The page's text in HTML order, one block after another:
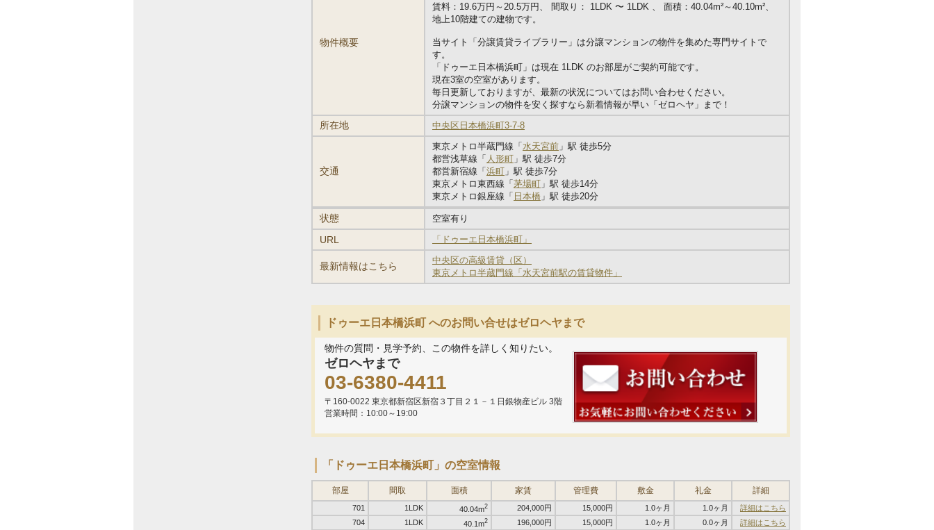
物件概要
賃料：19.6万円～20.5万円、 間取り： 1LDK 〜 1LDK 、 面積：40.04m²～40.10m²、
地上10階建ての建物です。
当サイト「分譲賃貸ライブラリー」は分譲マンションの物件を集めた専門サイトで
す。
「ドゥーエ日本橋浜町」は現在 1LDK のお部屋がご契約可能です。
現在3室の空室があります。
毎日更新しておりますが、最新の状況についてはお問い合わせください。
分譲マンションの物件を安く探すなら新着情報が早い「ゼロヘヤ」まで！
所在地 中央区日本橋浜町3-7-8
交通
東京メトロ半蔵門線「 水天宮前 」駅 徒歩5分
都営浅草線「 人形町 」駅 徒歩7分
都営新宿線「 浜町 」駅 徒歩7分
東京メトロ東西線「 茅場町 」駅 徒歩14分
東京メトロ銀座線「 日本橋 」駅 徒歩20分
状態 空室有り
URL 「ドゥーエ日本橋浜町」
最新情報はこちら
中央区の高級賃貸（区）
東京メトロ半蔵門線「水天宮前駅の賃貸物件」
ドゥーエ日本橋浜町 へのお問い合せはゼロヘヤまで
物件の質問・見学予約、この物件を詳しく知りたい。
ゼロヘヤまで
03-6380-4411
〒160-0022 東京都新宿区新宿３丁目２１－１日銀物産ビル 3階
営業時間：10:00～19:00
「ドゥーエ日本橋浜町」の空室情報
部屋 間取 面積 家賃 管理費 敷金 礼金 詳細
701 1LDK 40.04m2 204,000円 15,000円 1.0ヶ月 1.0ヶ月
詳細はこちら
704
1LDK 40.1m2 196,000円 15,000円 1.0ヶ月 0.0ヶ月
詳細はこちら